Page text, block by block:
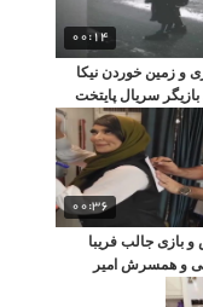
00:14
و زمین خوردن نیکا
سریال پایتخت
00:36
بازی جالب فریبا
و همسرش امیر
صدهزاری